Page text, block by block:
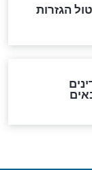
הקץ?